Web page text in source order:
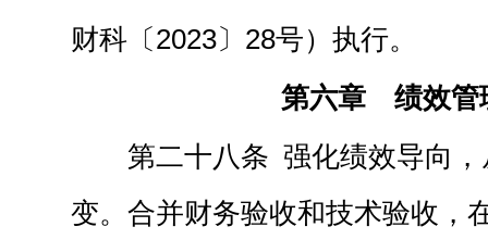
财科〔2023〕28号）执行。
第六章 绩效管
第二十八条 强化绩效导向
变。合并财务验收和技术验收，